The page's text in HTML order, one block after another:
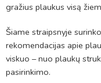
gražius plaukus visą
Šiame straipsnyje
rekomendacijas apie
viskuo – nuo plaukų
pasirinkimo.